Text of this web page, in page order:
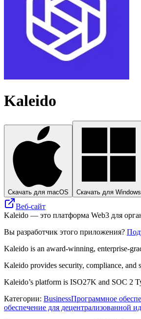
Kaleido
Скачать для macOS Скачать для Windows
Веб-сайт
Kaleido — это платформа Web3 для
Вы разработчик этого приложения?
Kaleido is an award-winning, enterprise-
Kaleido provides security, compliance, and
Kaleido’s platform is ISO27K and SOC 2
Категории: BusinessПрограммное
обеспечение для децентрализованной